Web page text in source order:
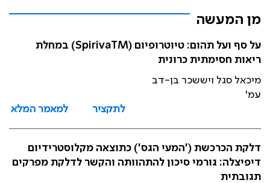
מן המעשה
על סף ועל תהום: טיוטרופיום (SpirivaTM) במחלת
ריאות חסימתית כרונית
מיכאל סגל ויששכר בן-דב
עמ'
לתקציר
למאמר המלא
דלקת הכרכשת ('המעי הגס') כתוצאה מקלוסטרידיום
דיפיצלה: גורמי סיכון להתהוותה והקשר לדלקת מפרקים
תגובתית